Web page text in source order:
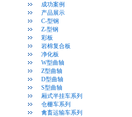
成功案例
产品展示
C-型钢
Z-型钢
彩板
岩棉复合板
净化板
W型曲轴
Z型曲轴
D型曲轴
S型曲轴
厢式半挂车系列
仓栅车系列
禽畜运输车系列